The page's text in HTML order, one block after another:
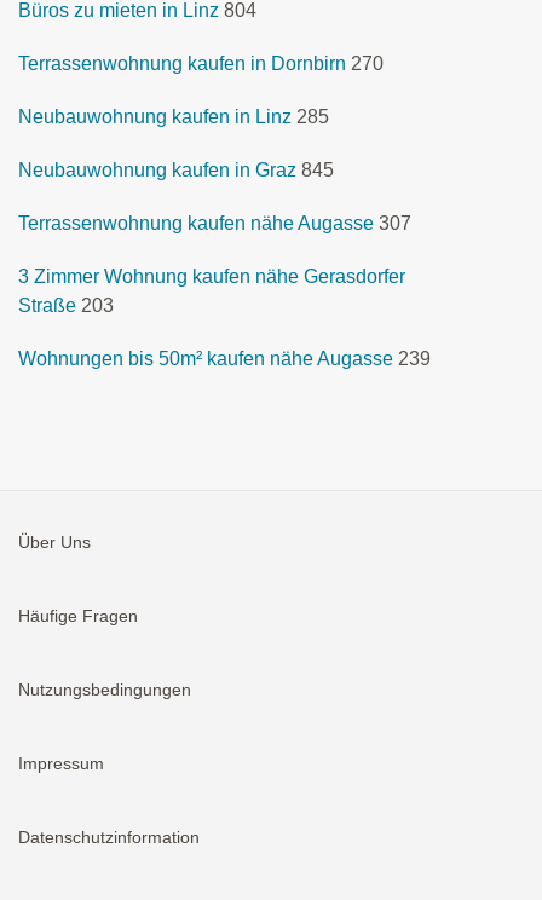
Büros zu mieten in Linz 804
Terrassenwohnung kaufen in Dornbirn 270
Neubauwohnung kaufen in Linz 285
Neubauwohnung kaufen in Graz 845
Terrassenwohnung kaufen nähe Augasse 307
3 Zimmer Wohnung kaufen nähe Gerasdorfer
Straße 203
Wohnungen bis 50m² kaufen nähe Augasse 239
Über Uns
Häufige Fragen
Nutzungsbedingungen
Impressum
Datenschutzinformation